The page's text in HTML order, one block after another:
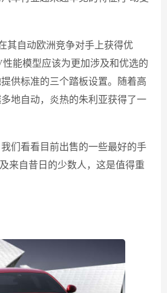
其自动欧洲竞争对手上获得优
性能模型应该为更加涉及和优选的
供标准的三个踏板设置。随着高
地自动，炎热的朱利亚获得了一
们看看目前出售的一些最好的手
来自昔日的少数人，这是值得重